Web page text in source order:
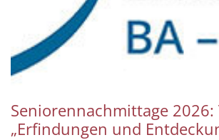
Seniorennachmittage 2026:
„Erfindungen und